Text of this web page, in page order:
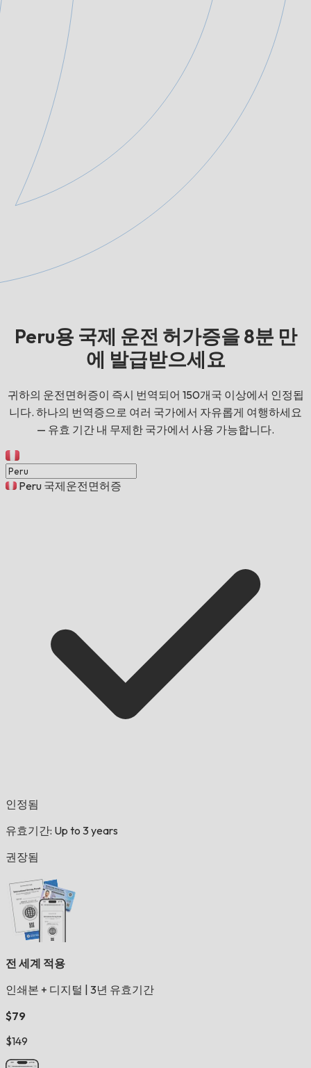
Peru용 국제 운전 허가증을 8분 만
에 발급받으세요
귀하의 운전면허증이 즉시 번역되어 150개국 이상에서 인정됩
니다. 하나의 번역증으로 여러 국가에서 자유롭게 여행하세요
— 유효 기간 내 무제한 국가에서 사용 가능합니다.
Peru 국제운전면허증
인정됨
유효기간: Up to 3 years
권장됨
전 세계 적용
인쇄본 + 디지털
3년 유효기간
$79
$149